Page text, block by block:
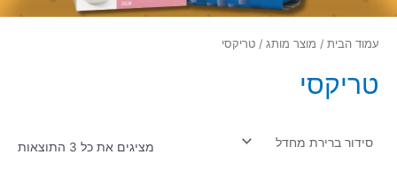
עמוד הבית / מוצר מותג / טריקסי
טריקסי
מציגים את כל ⁦3⁩ התוצאות